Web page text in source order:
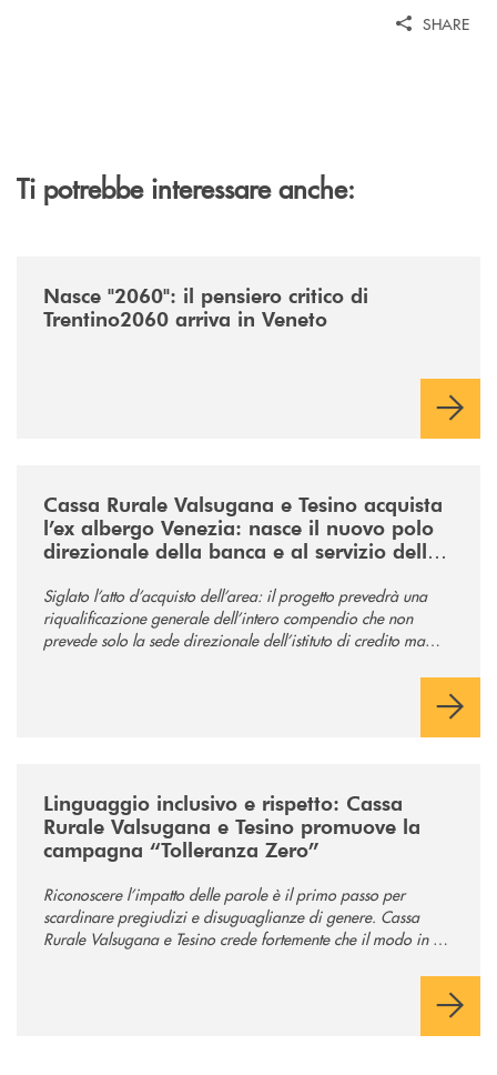
SHARE
Ti potrebbe interessare anche:
Nasce "2060": il pensiero critico di
Trentino2060 arriva in Veneto
Cassa Rurale Valsugana e Tesino acquista
l’ex albergo Venezia: nasce il nuovo polo
direzionale della banca e al servizio della
Siglato l’atto d’acquisto dell’area: il progetto prevedrà una
riqualificazione generale dell’intero compendio che non
prevede solo la sede direzionale dell’istituto di credito ma
Linguaggio inclusivo e rispetto: Cassa
Rurale Valsugana e Tesino promuove la
campagna “Tolleranza Zero”
Riconoscere l’impatto delle parole è il primo passo per
scardinare pregiudizi e disuguaglianze di genere. Cassa
Rurale Valsugana e Tesino crede fortemente che il modo in cui